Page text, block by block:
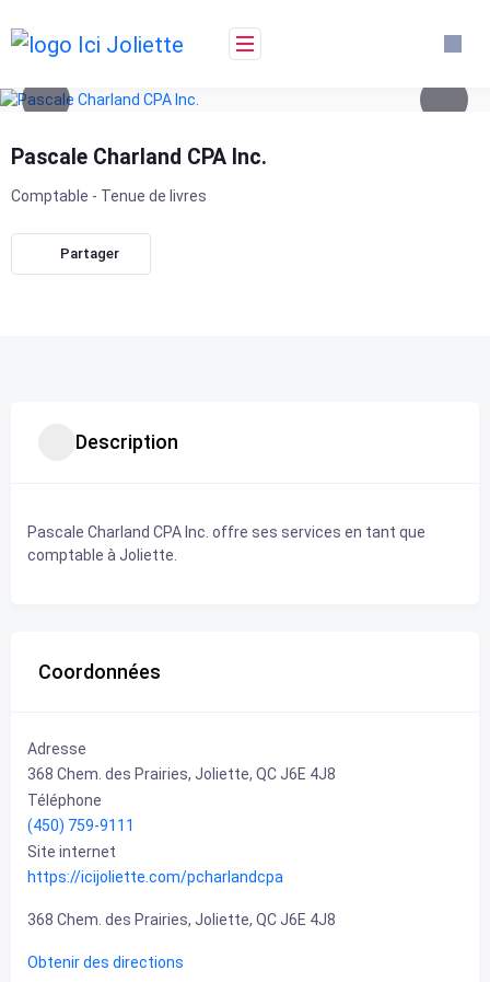
to
content
Pascale Charland CPA Inc.
Comptable - Tenue de livres
Partager
Description
Pascale Charland CPA Inc. offre ses services en tant que
comptable à Joliette.
Coordonnées
Adresse
368 Chem. des Prairies, Joliette, QC J6E 4J8
Téléphone
(450) 759-9111
Site internet
https://icijoliette.com/pcharlandcpa
368 Chem. des Prairies, Joliette, QC J6E 4J8
Obtenir des directions